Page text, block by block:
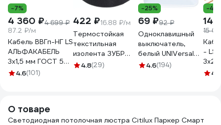
-7%
4 360 ₽4 699 ₽
87.2 ₽/м
Кабель ВВГп-НГ LS
АЛЬФАКАБЕЛЬ
3х1,5 мм ГОСТ 50
м 05190
4.6(101)
422 ₽16.88 ₽/м
Термостойкая
текстильная
изолента ЗУБР
Авто-Жгут 19 мм х
4.8(29)
-25%
69 ₽92 ₽
Одноклавишный
выключатель,
белый UNIVersal
Олимп О0021
4.6(194)
-4%
14
15
- LS
4.7
О товаре
Светодиодная потолочная люстра Citilux Паркер Смарт